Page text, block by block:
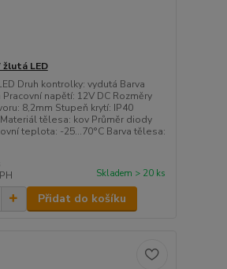
LED
Druh kontrolky: vydutá Barva
napětí: 12V DC Rozměry
8,2mm Stupeň krytí: IP40
tělesa: kov Průměr diody
teplota: -25...70°C Barva tělesa:
Skladem > 20 ks
Přidat do košíku